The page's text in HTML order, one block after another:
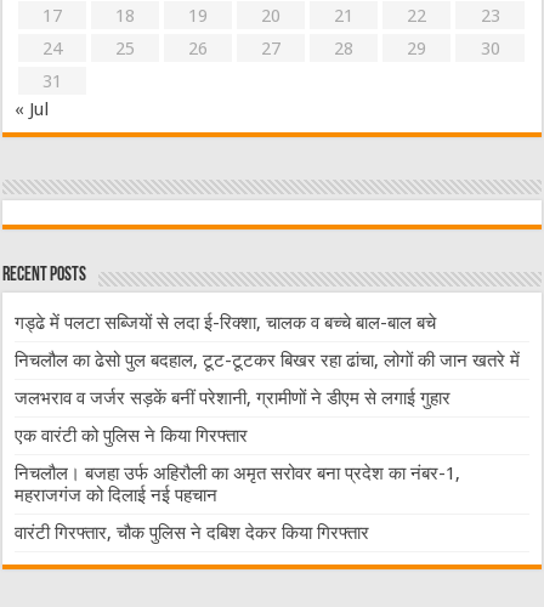
17
18 19 20 21 22
23
24
25 26 27 28 29
30
31
« Jul
Recent Posts
गड्ढे में पलटा सब्जियों से लदा ई-रिक्शा, चालक व बच्चे बाल-बाल बचे
निचलौल का ढेसो पुल बदहाल, टूट-टूटकर बिखर रहा ढांचा, लोगों की जान खतरे में
जलभराव व जर्जर सड़कें बनीं परेशानी, ग्रामीणों ने डीएम से लगाई गुहार
एक वारंटी को पुलिस ने किया गिरफ्तार
निचलौल। बजहा उर्फ अहिरौली का अमृत सरोवर बना प्रदेश का नंबर-1,
महराजगंज को दिलाई नई पहचान
वारंटी गिरफ्तार, चौक पुलिस ने दबिश देकर किया गिरफ्तार